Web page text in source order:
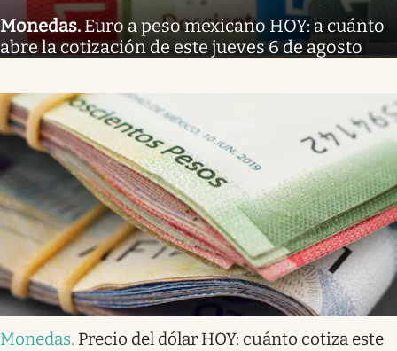
Monedas. Euro a peso mexicano HOY: a cuánto
abre la cotización de este jueves 6 de agosto
Monedas. Precio del dólar HOY: cuánto cotiza este